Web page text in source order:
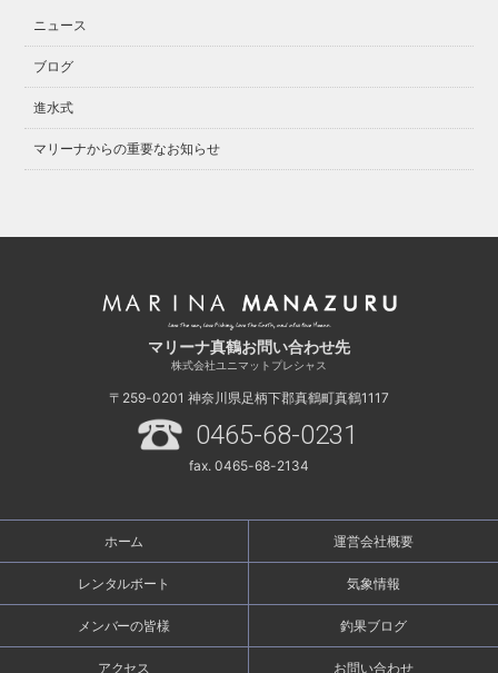
ニュース
ブログ
進水式
マリーナからの重要なお知らせ
マリーナ真鶴お問い合わせ先
株式会社ユニマットプレシャス
〒259-0201 神奈川県足柄下郡真鶴町真鶴1117
0465-68-0231
fax. 0465-68-2134
ホーム 運営会社概要
レンタルボート 気象情報
メンバーの皆様 釣果ブログ
アクセス お問い合わせ